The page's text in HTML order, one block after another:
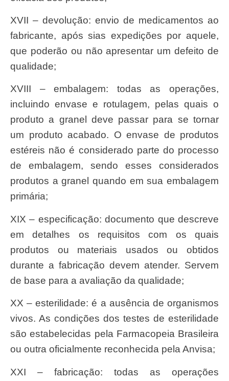
XVII – devolução: envio de medicamentos ao
fabricante, após sias expedições por aquele,
que poderão ou não apresentar um defeito de
qualidade;
XVIII – embalagem: todas as operações,
incluindo envase e rotulagem, pelas quais o
produto a granel deve passar para se tornar
um produto acabado. O envase de produtos
estéreis não é considerado parte do processo
de embalagem, sendo esses considerados
produtos a granel quando em sua embalagem
primária;
XIX – especificação: documento que descreve
em detalhes os requisitos com os quais
produtos ou materiais usados ou obtidos
durante a fabricação devem atender. Servem
de base para a avaliação da qualidade;
XX – esterilidade: é a ausência de organismos
vivos. As condições dos testes de esterilidade
são estabelecidas pela Farmacopeia Brasileira
ou outra oficialmente reconhecida pela Anvisa;
XXI – fabricação: todas as operações